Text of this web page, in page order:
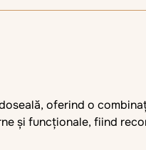
oferind o
și funcționale, fiind